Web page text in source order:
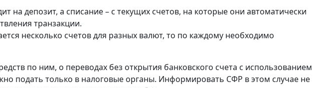
на депозит, а списание – с текущих счетов, на которые они автоматически
транзакции.
несколько счетов для разных валют, то по каждому необходимо
по ним, о переводах без открытия банковского счета с использованием
подать только в налоговые органы. Информировать СФР в этом случае не